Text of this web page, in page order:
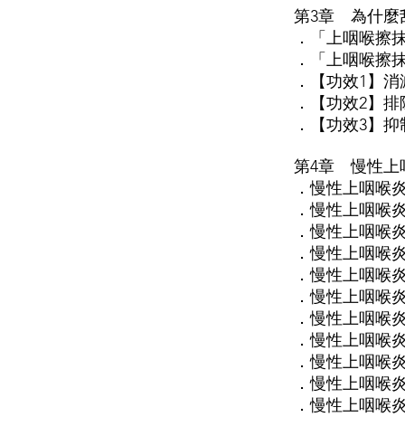
第3章 為什麼
．「上咽喉擦
．「上咽喉擦
．【功效1】
．【功效2】
．【功效3】
第4章 慢性上
．慢性上咽喉
．慢性上咽喉
．慢性上咽喉
．慢性上咽喉
．慢性上咽喉
．慢性上咽喉
．慢性上咽喉
．慢性上咽喉
．慢性上咽喉
．慢性上咽喉
．慢性上咽喉